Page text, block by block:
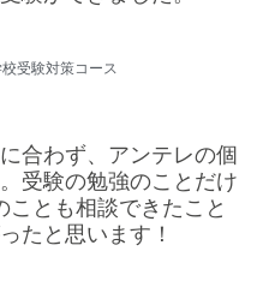
受験対策コース
合わず、アンテレの個
受験の勉強のことだけ
とも相談できたこと
たと思います！